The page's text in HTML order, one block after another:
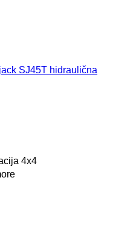
SJ45T hidraulična
4x4